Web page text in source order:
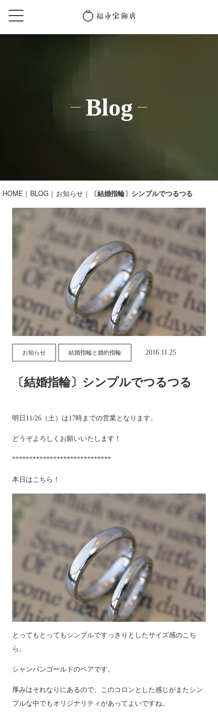
Blog
HOME BLOG お知らせ 〔結婚指輪〕シンプルでつるつる
お知らせ 結婚指輪と婚約指輪 2016.11.25
〔結婚指輪〕シンプルでつるつる
明日11/26（土）は17時までの営業となります。
どうぞよろしくお願いいたします！
*****************************
本日はこちら！
とってもとってもシンプルですっきりとしたサイズ感のこち
ら。
シャンパンゴールドのペアです。
厚みはそれなりにあるので、このコロンとした感じがまたシン
プルな中でもオリジナリティがあってよいですね。